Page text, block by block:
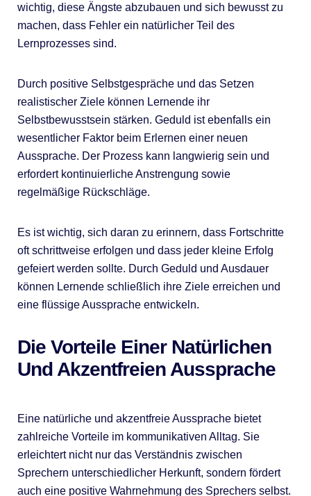
wichtig, diese Ängste abzubauen und sich bewusst zu
machen, dass Fehler ein natürlicher Teil des
Lernprozesses sind.
Durch positive Selbstgespräche und das Setzen
realistischer Ziele können Lernende ihr
Selbstbewusstsein stärken. Geduld ist ebenfalls ein
wesentlicher Faktor beim Erlernen einer neuen
Aussprache. Der Prozess kann langwierig sein und
erfordert kontinuierliche Anstrengung sowie
regelmäßige Rückschläge.
Es ist wichtig, sich daran zu erinnern, dass Fortschritte
oft schrittweise erfolgen und dass jeder kleine Erfolg
gefeiert werden sollte. Durch Geduld und Ausdauer
können Lernende schließlich ihre Ziele erreichen und
eine flüssige Aussprache entwickeln.
Die Vorteile Einer Natürlichen
Und Akzentfreien Aussprache
Eine natürliche und akzentfreie Aussprache bietet
zahlreiche Vorteile im kommunikativen Alltag. Sie
erleichtert nicht nur das Verständnis zwischen
Sprechern unterschiedlicher Herkunft, sondern fördert
auch eine positive Wahrnehmung des Sprechers selbst.